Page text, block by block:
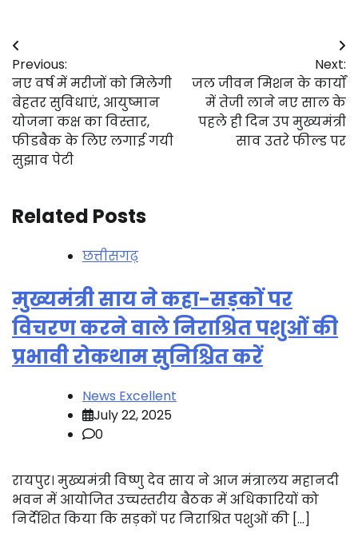
Post
navigation
Previous:
नए वर्ष में मरीजों को मिलेगी
बेहतर सुविधाएं, आयुष्मान
योजना कक्ष का विस्तार,
फीडबैक के लिए लगाई गयी
सुझाव पेटी
Next:
जल जीवन मिशन के कार्यों
में तेजी लाने नए साल के
पहले ही दिन उप मुख्यमंत्री
साव उतरे फील्ड पर
Related Posts
छत्तीसगढ़
मुख्यमंत्री साय ने कहा-सड़कों पर
विचरण करने वाले निराश्रित पशुओं की
प्रभावी रोकथाम सुनिश्चित करें
News Excellent
July 22, 2025
0
रायपुर। मुख्यमंत्री विष्णु देव साय ने आज मंत्रालय महानदी
भवन में आयोजित उच्चस्तरीय बैठक में अधिकारियों को
निर्देशित किया कि सड़कों पर निराश्रित पशुओं की […]